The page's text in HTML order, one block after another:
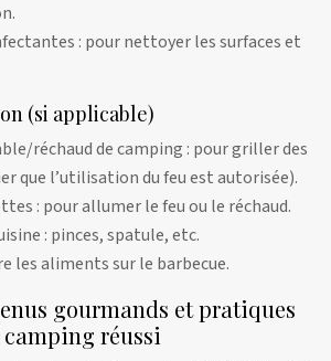
: pour nettoyer les surfaces et
(si applicable)
réchaud de camping : pour griller des
que l’utilisation du feu est autorisée).
: pour allumer le feu ou le réchaud.
: pinces, spatule, etc.
les aliments sur le barbecue.
gourmands et pratiques
réussi